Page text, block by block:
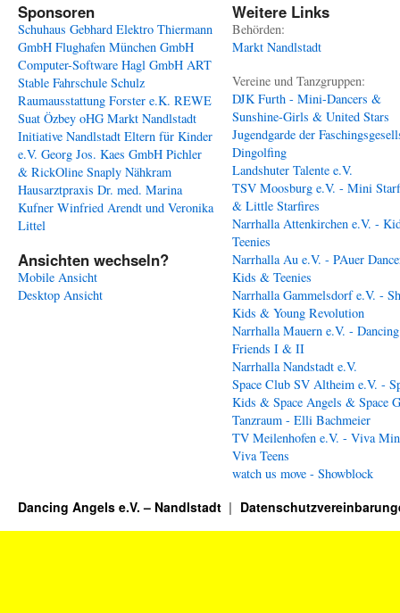
Sponsoren
Schuhaus Gebhard Elektro Thiermann
GmbH Flughafen München GmbH
Computer-Software Hagl GmbH ART
Stable Fahrschule Schulz
Raumausstattung Forster e.K. REWE
Suat Özbey oHG Markt Nandlstadt
Initiative Nandlstadt Eltern für Kinder
e.V. Georg Jos. Kaes GmbH Pichler
& RickOline Snaply Nähkram
Hausarztpraxis Dr. med. Marina
Kufner Winfried Arendt und Veronika
Littel
Ansichten wechseln?
Mobile Ansicht
Desktop Ansicht
Weitere Links
Behörden:
Markt Nandlstadt
Vereine und Tanzgruppen:
DJK Furth - Mini-Dancers &
Sunshine-Girls & United Stars
Jugendgarde der
Dingolfing
Landshuter Talente e.V.
TSV Moosburg e.V. - Mini
& Little Starfires
Narrhalla Attenkirchen e.V. -
Teenies
Narrhalla Au e.V. - PAuer
Kids & Teenies
Narrhalla Gammelsdorf e.V. -
Kids & Young Revolution
Narrhalla Mauern e.V. - Dancing
Friends I & II
Narrhalla Nandstadt e.V.
Space Club SV Altheim e.V. -
Kids & Space Angels & Space
Tanzraum - Elli Bachmeier
TV Meilenhofen e.V. - Viva
Viva Teens
watch us move - Showblock
Dancing Angels e.V. – Nandlstadt